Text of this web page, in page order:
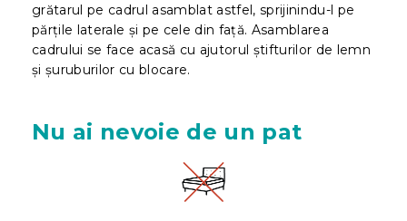
grătarul pe cadrul asamblat astfel, sprijinindu-l pe
părțile laterale și pe cele din față. Asamblarea
cadrului se face acasă cu ajutorul știfturilor de lemn
și șuruburilor cu blocare.
Nu ai nevoie de un pat